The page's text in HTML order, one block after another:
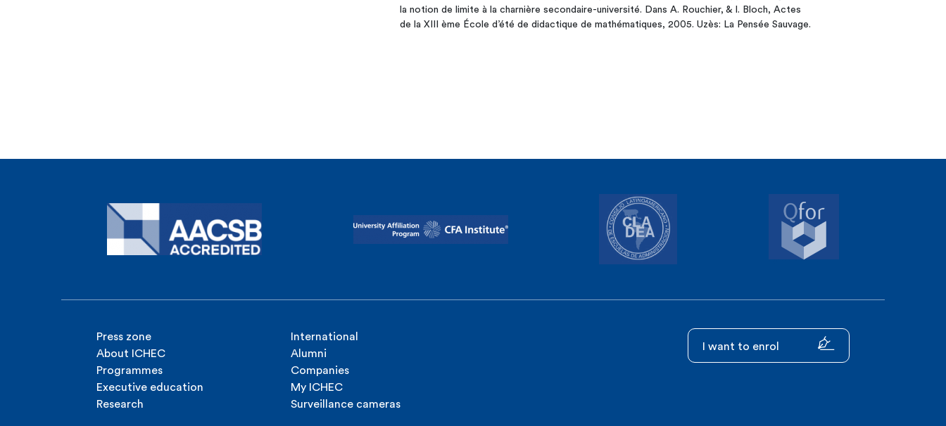
la notion de limite à la charnière secondaire-université. Dans A. Rouchier, & I. Bloch, Actes
de la XIII ème École d’été de didactique de mathématiques, 2005. Uzès: La Pensée Sauvage.
Press zone
About ICHEC
Programmes
Executive education
Research
International
Alumni
Companies
My ICHEC
Surveillance cameras
I want to enrol